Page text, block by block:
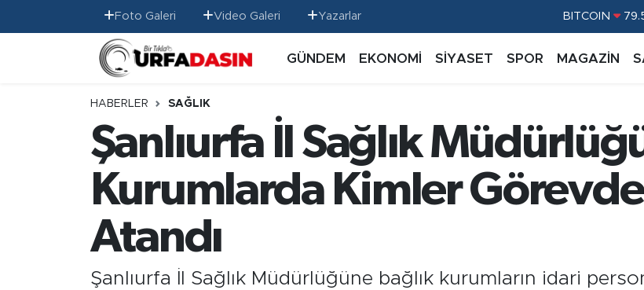
Foto Galeri Video Galeri Yazarlar
DOLAR
EURO
BİST100
GÜNDEM EKONOMİ SİYASET SPOR MAGAZİN
HABERLER SAĞLIK
Şanlıurfa İl Sağlık
Kurumlarda Kimler
Atandı
Şanlıurfa İl Sağlık Müdürlüğüne bağlık kurumların idari
GÜNDEM
EKONOMİ
SİYASET
MAGAZİN
Gizlilik ve Güvenlik Politikası
İletişim
Nöbetçi Eczaneler
Hava Durumu
Namaz Vakitleri
Trafik Durumu
Süper Lig Puan Durumu ve Fikstür